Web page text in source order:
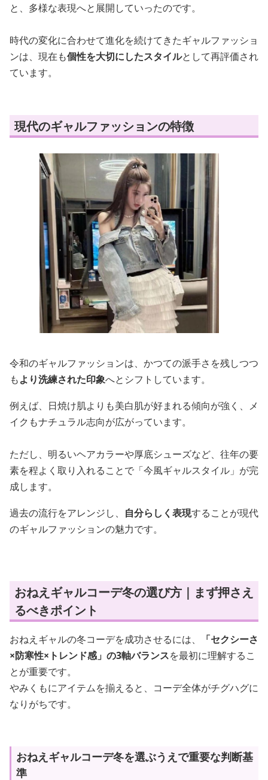
と、多様な表現へと展開していったのです。
時代の変化に合わせて進化を続けてきたギャルファッショ
ンは、現在も個性を大切にしたスタイルとして再評価され
ています。
現代のギャルファッションの特徴
令和のギャルファッションは、かつての派手さを残しつつ
もより洗練された印象へとシフトしています。
例えば、日焼け肌よりも美白肌が好まれる傾向が強く、メ
イクもナチュラル志向が広がっています。
ただし、明るいヘアカラーや厚底シューズなど、往年の要
素を程よく取り入れることで「今風ギャルスタイル」が完
成します。
過去の流行をアレンジし、 自分らしく表現することが現代
のギャルファッションの魅力です。
おねえギャルコーデ冬の選び方｜まず押さえ
るべきポイント
おねえギャルの冬コーデを成功させるには、
「セクシーさ
×防寒性×トレンド感」の3軸バランスを最初に理解するこ
とが重要です。
やみくもにアイテムを揃えると、コーデ全体がチグハグに
なりがちです。
おねえギャルコーデ冬を選ぶうえで重要な判断基
準